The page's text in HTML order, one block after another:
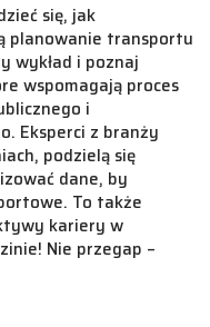
się, jak
planowanie transportu
wykład i poznaj
wspomagają proces
i
Eksperci z branży
podzielą się
dane, by
To także
kariery w
Nie przegap –